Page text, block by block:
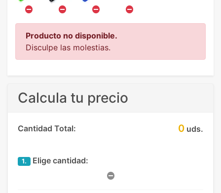
Producto no disponible.
Disculpe las molestias.
Calcula tu precio
Cantidad Total: 0 uds.
1. Elige cantidad: